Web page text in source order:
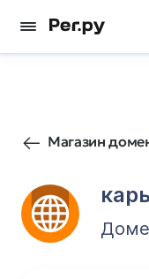
Магазин